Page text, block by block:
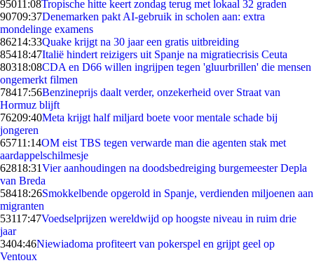
95011:08Tropische hitte keert zondag terug met lokaal 32 graden
90709:37Denemarken pakt AI-gebruik in scholen aan: extra
mondelinge examens
86214:33Quake krijgt na 30 jaar een gratis uitbreiding
85418:47Italië hindert reizigers uit Spanje na migratiecrisis Ceuta
80318:08CDA en D66 willen ingrijpen tegen 'gluurbrillen' die mensen
ongemerkt filmen
78417:56Benzineprijs daalt verder, onzekerheid over Straat van
Hormuz blijft
76209:40Meta krijgt half miljard boete voor mentale schade bij
jongeren
65711:14OM eist TBS tegen verwarde man die agenten stak met
aardappelschilmesje
62818:31Vier aanhoudingen na doodsbedreiging burgemeester Depla
van Breda
58418:26Smokkelbende opgerold in Spanje, verdienden miljoenen aan
migranten
53117:47Voedselprijzen wereldwijd op hoogste niveau in ruim drie
jaar
3404:46Niewiadoma profiteert van pokerspel en grijpt geel op
Ventoux